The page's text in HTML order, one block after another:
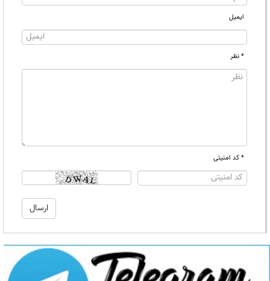
ایمیل
* نظر
* کد امنیتی